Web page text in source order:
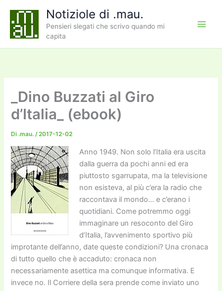
contenuto
Notiziole di .mau.
Pensieri slegati che scrivo quando mi
capita
_Dino Buzzati al Giro
d’Italia_ (ebook)
Di .mau./2017-12-02
Anno 1949. Non solo l’Italia era uscita
dalla guerra da pochi anni ed era
piuttosto sgarrupata, ma la televisione
non esisteva, al più c’era la radio che
raccontava il mondo… e c’erano i
quotidiani. Come potremmo oggi
immaginare un resoconto del Giro
d’Italia, l’avvenimento sportivo più
improtante dell’anno, date queste condizioni? Una cronaca
di tutto quello che è accaduto: cronaca non
necessariamente asettica ma comunque informativa. E
invece no. Il Corriere della sera prende come inviato uno